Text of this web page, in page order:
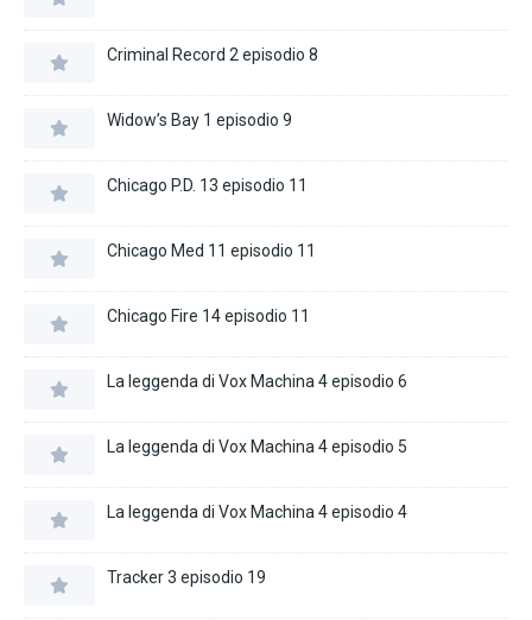
Criminal Record 2 episodio 8
Widow’s Bay 1 episodio 9
Chicago P.D. 13 episodio 11
Chicago Med 11 episodio 11
Chicago Fire 14 episodio 11
La leggenda di Vox Machina 4 episodio 6
La leggenda di Vox Machina 4 episodio 5
La leggenda di Vox Machina 4 episodio 4
Tracker 3 episodio 19